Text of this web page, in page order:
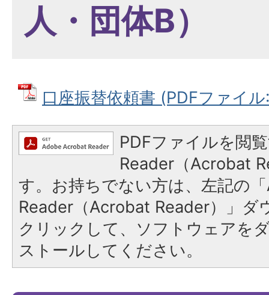
人・団体B）
口座振替依頼書 (PDFファイ
PDFファイルを閲
Reader（Acrobat
す。お持ちでない方は、左記の
Reader（Acrobat Reader）」ダ
クリックして、ソフトウェアを
ストールしてください。